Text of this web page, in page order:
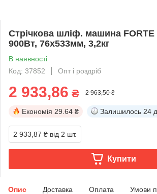
Стрічкова шліф. машина FORTE
900Вт, 76х533мм, 3,2кг
В наявності
Код: 37852
Опт і роздріб
2 933,86 ₴ 2 963,50 ₴
Економія 29.64 ₴ Залишилось 24
2 933,87 ₴ від 2 шт.
Купити
Опис Доставка Оплата Умови